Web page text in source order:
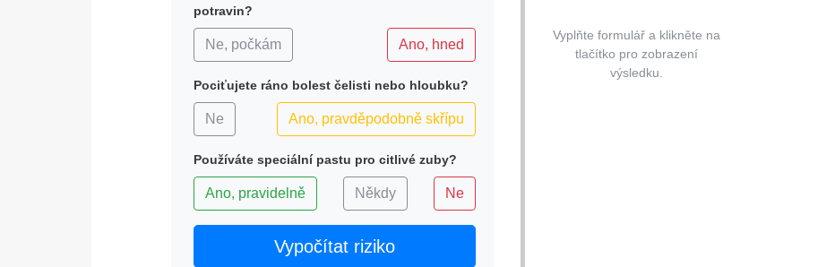
potravin?
Ne, počkám Ano, hned
Pociťujete ráno bolest čelisti nebo hloubku?
Ne Ano, pravděpodobně skřípu
Používáte speciální pastu pro citlivé zuby?
Ano, pravidelně Někdy Ne
Vypočítat riziko
Vyplňte formulář a klikněte na
tlačítko pro zobrazení
výsledku.